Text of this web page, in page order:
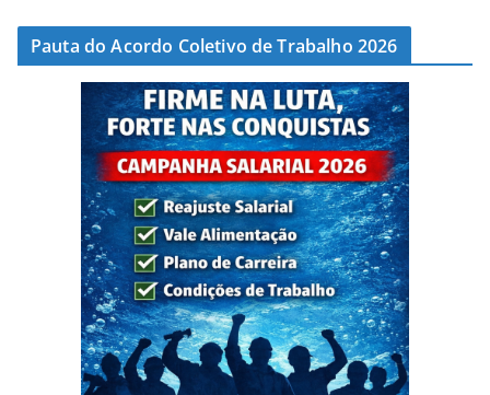
Pauta do Acordo Coletivo de Trabalho 2026